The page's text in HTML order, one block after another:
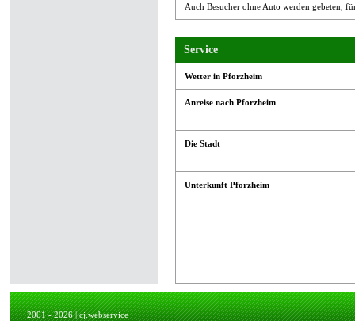
Auch Besucher ohne Auto werden gebeten,
Service
Wetter in Pforzheim
Anreise nach Pforzheim
Die Stadt
Unterkunft Pforzheim
2001 - 2026 |cj.webservice